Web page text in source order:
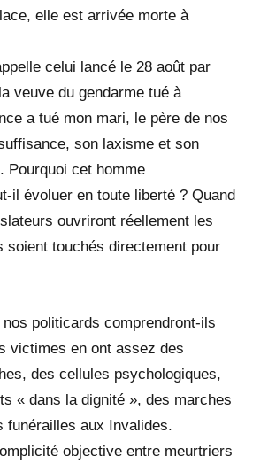
elle est arrivée morte à
celui lancé le 28 août par
veuve du gendarme tué à
a tué mon mari, le père de nos
son laxisme et son
Pourquoi cet homme
il évoluer en toute liberté ? Quand
ouvriront réellement les
soient touchés directement pour
politicards comprendront-ils
victimes en ont assez des
des cellules psychologiques,
« dans la dignité », des marches
funérailles aux Invalides.
objective entre meurtriers